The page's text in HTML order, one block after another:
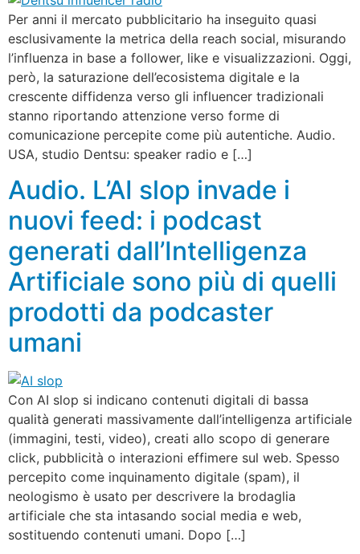
Per anni il mercato pubblicitario ha inseguito quasi
esclusivamente la metrica della reach social, misurando
l’influenza in base a follower, like e visualizzazioni. Oggi,
però, la saturazione dell’ecosistema digitale e la
crescente diffidenza verso gli influencer tradizionali
stanno riportando attenzione verso forme di
comunicazione percepite come più autentiche. Audio.
USA, studio Dentsu: speaker radio e […]
Audio. L’AI slop invade i
nuovi feed: i podcast
generati dall’Intelligenza
Artificiale sono più di quelli
prodotti da podcaster
umani
Con AI slop si indicano contenuti digitali di bassa
qualità generati massivamente dall’intelligenza artificiale
(immagini, testi, video), creati allo scopo di generare
click, pubblicità o interazioni effimere sul web. Spesso
percepito come inquinamento digitale (spam), il
neologismo è usato per descrivere la brodaglia
artificiale che sta intasando social media e web,
sostituendo contenuti umani. Dopo […]